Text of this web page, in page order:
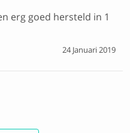
erg goed hersteld in 1
24 Januari 2019